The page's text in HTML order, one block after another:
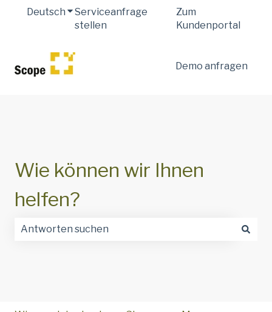
Deutsch Untermenü für Übersetzungen anzeigen
Serviceanfrage
stellen
Zum
Kundenportal
Demo anfragen
Wie können wir Ihnen
helfen?